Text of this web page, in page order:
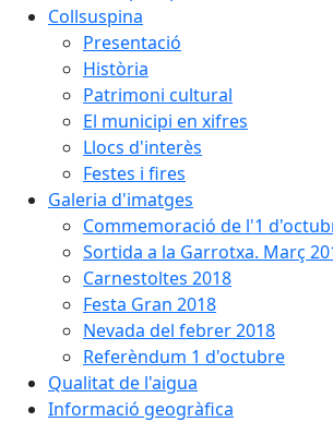
Collsuspina
Presentació
Història
Patrimoni cultural
El municipi en xifres
Llocs d'interès
Festes i fires
Galeria d'imatges
Commemoració de l'1
Sortida a la Garrotxa. Març
Carnestoltes 2018
Festa Gran 2018
Nevada del febrer 2018
Referèndum 1 d'octubre
Qualitat de l'aigua
Informació geogràfica